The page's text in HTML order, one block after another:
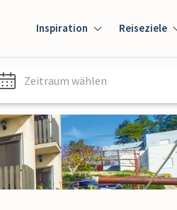
Inspiration Reiseziele
Zeitraum wählen